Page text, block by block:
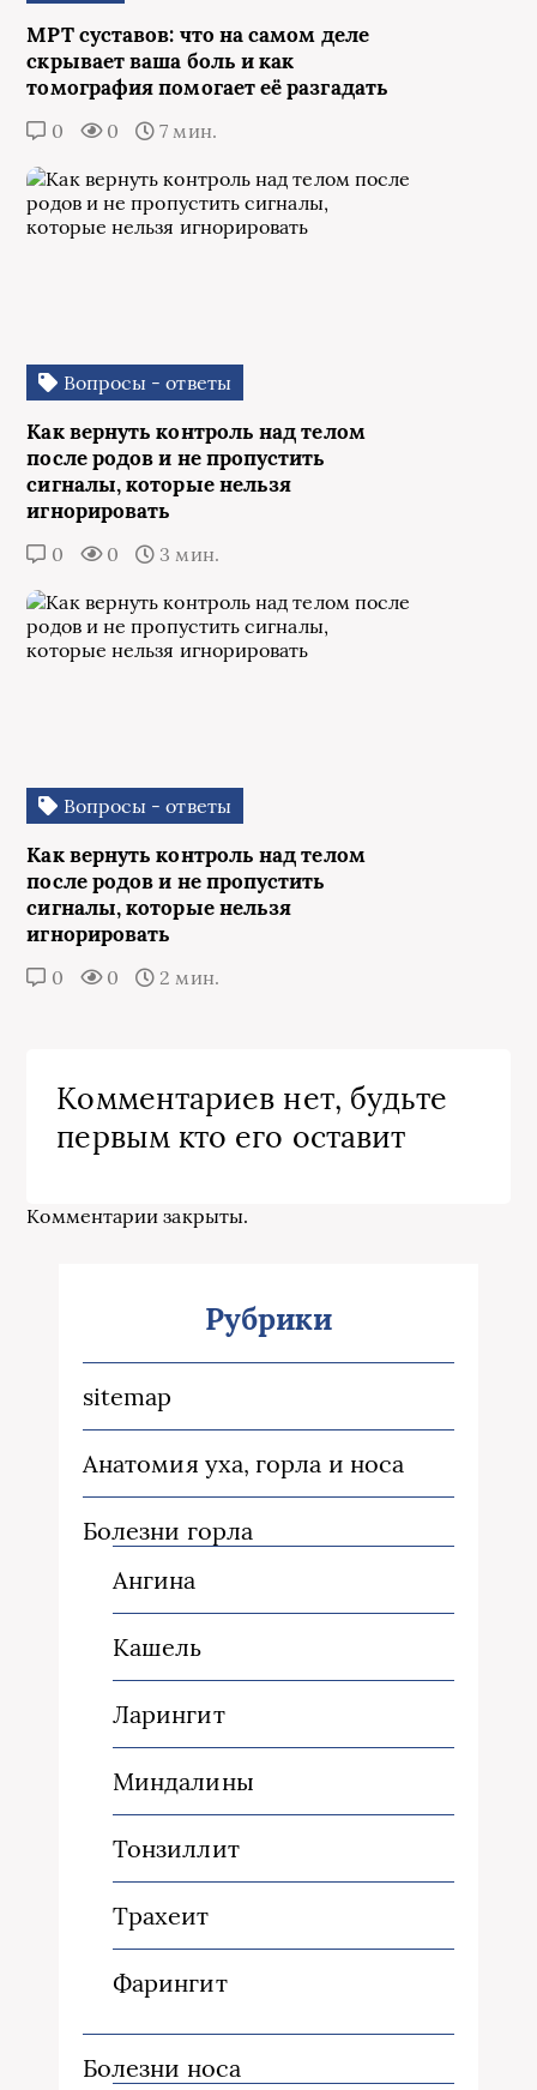
МРТ суставов: что на самом деле
скрывает ваша боль и как
томография помогает её разгадать
0 0 7 мин.
Вопросы - ответы
Как вернуть контроль над телом
после родов и не пропустить
сигналы, которые нельзя
игнорировать
0 0 3 мин.
Вопросы - ответы
Как вернуть контроль над телом
после родов и не пропустить
сигналы, которые нельзя
игнорировать
0 0 2 мин.
Комментариев нет, будьте
первым кто его оставит
Комментарии закрыты.
Рубрики
sitemap
Анатомия уха, горла и носа
Болезни горла
Ангина
Кашель
Ларингит
Миндалины
Тонзиллит
Трахеит
Фарингит
Болезни носа